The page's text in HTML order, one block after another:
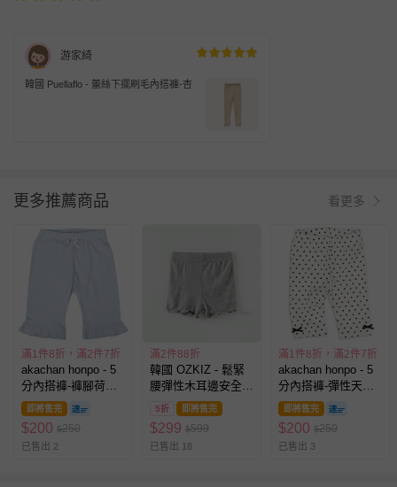
游家綺
韓國 Puellaflo - 蕾絲下擺刷毛內搭褲-杏
更多推薦商品 看更多
滿1件8折，滿2件7折
akachan honpo - 5
分內搭褲-褲腳荷葉
邊-淺藍色
即將售完
$200 $250
已售出 2
滿2件88折
韓國 OZKIZ - 鬆緊
腰彈性木耳邊安全
褲/內搭褲-灰
5折 即將售完
$299 $599
已售出 18
滿1件8折，滿2件7折
akachan honpo - 5
分內搭褲-彈性天竺
布-米白色
即將售完
$200 $250
已售出 3